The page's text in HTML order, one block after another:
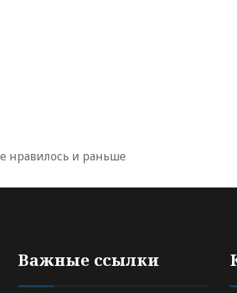
нравилось и раньше
Важные ссылки